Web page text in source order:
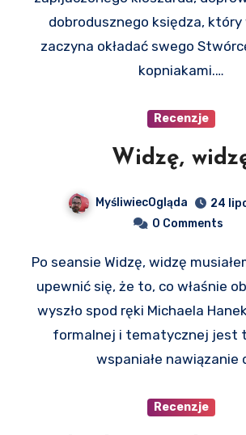
dobrodusznego księdza, który
zaczyna okładać swego
kopniakami.…
Recenzje
Widzę,
MyśliwiecOgląda
24
0 Comments
Po seansie Widzę, widzę musiałem kilkakrotnie
upewnić się, że to, co właśnie
wyszło spod ręki Michaela
formalnej i tematycznej jest
wspaniałe nawiązanie
Recenzje